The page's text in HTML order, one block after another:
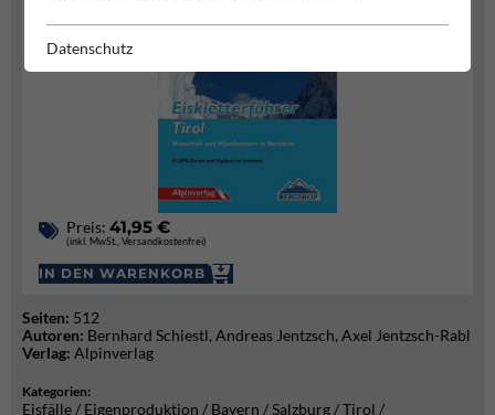
Preis: 41,95 €
(inkl. MwSt., Versandkostenfrei)
IN DEN WARENKORB
Seiten: 512
Autoren: Bernhard Schiestl, Andreas Jentzsch, Axel Jentzsch-Rabl
Verlag: Alpinverlag
Kategorien:
Eisfälle / Eigenproduktion / Bayern / Salzburg / Tirol /
Datenschutz